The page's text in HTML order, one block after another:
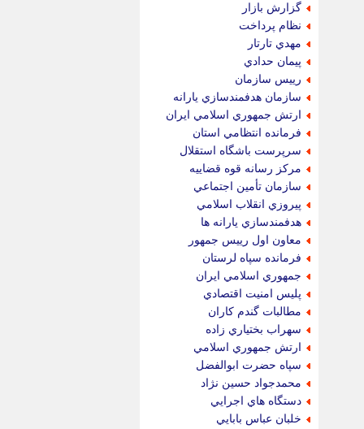
گزارش بازار
نظام پرداخت
مهدي تارتار
پيمان حدادي
رييس سازمان
سازمان هدفمندسازي يارانه
ارتش جمهوري اسلامي ايران
فرمانده انتظامي استان
سرپرست باشگاه استقلال
مركز رسانه قوه قضاييه
سازمان تأمين اجتماعي
پيروزي انقلاب اسلامي
هدفمندسازي يارانه ها
معاون اول رييس جمهور
فرمانده سپاه لرستان
جمهوري اسلامي ايران
پليس امنيت اقتصادي
مطالبات گندم كاران
سهراب بختياري زاده
ارتش جمهوري اسلامي
سپاه حضرت ابوالفضل
محمدجواد حسين نژاد
دستگاه هاي اجرايي
خلبان عباس بابايي